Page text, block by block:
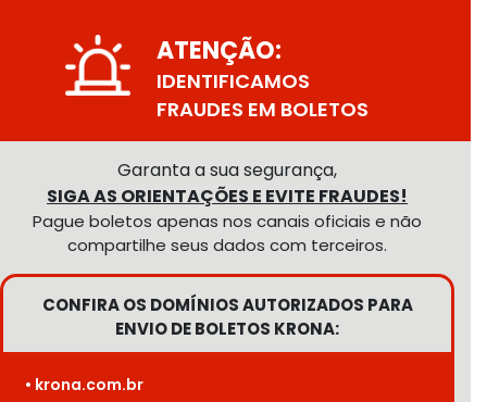
ATENÇÃO:
IDENTIFICAMOS
FRAUDES EM BOLETOS
Garanta a sua segurança,
SIGA AS ORIENTAÇÕES E EVITE FRAUDES!
Pague boletos apenas nos canais oficiais e não
compartilhe seus dados com terceiros.
CONFIRA OS DOMÍNIOS AUTORIZADOS PARA
ENVIO DE BOLETOS KRONA:
• krona.com.br